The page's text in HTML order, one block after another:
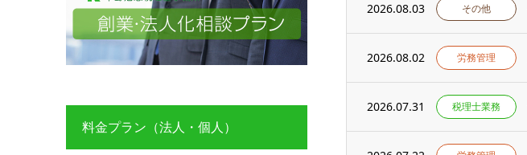
2026.08.03 その他
2026.08.02 労務管理
2026.07.31 税理士業務
料金プラン（法人・個人）